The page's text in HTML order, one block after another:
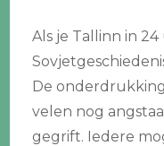
Als je Tallinn in
De
velen nog
gegrift. Iedere